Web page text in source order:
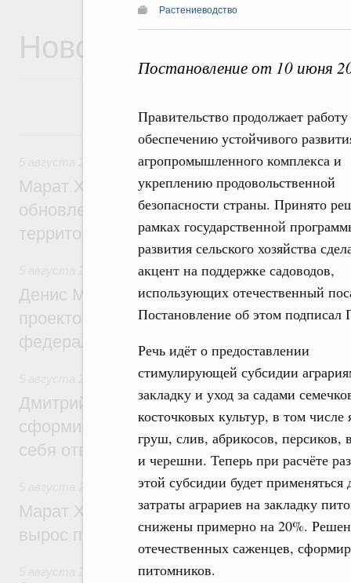
Растениеводство
Постановление от 10 июня
Правительство продолжает
обеспечению устойчивого
агропромышленного комплекса и
укреплению продовольственной
безопасности страны. Принято
рамках государственной
развития сельского хозяйства
акцент на поддержке садоводов,
использующих отечественный
Постановление об этом
Речь идёт о предоставлении
стимулирующей субсидии
закладку и уход за садами
косточковых культур, в том числе
груш, слив, абрикосов, персиков,
и черешни. Теперь при расчёте
этой субсидии будет
затраты аграриев на закладку
снижены примерно на 20%.
отечественных саженцев,
питомников.
Новости
5 августа, среда
Жилищно-коммунальное хозяйство
Марат Хуснуллин: Более 4,3 тыс.
обновлено в России при участии Фонда
территорий
Инструменты развития территорий.
Денис Мантуров провёл совещание по
проектов института кураторства в
федеральном округе
Молодёжная политика
Дмитрий Чернышенко: Всемирный
сформировал целое сообщество людей,
себя ответственность за будущее
Национальный проект «Инфраструктура
Марат Хуснуллин: Ввод нежилых зданий
вырос почти на треть
Земельные отношения. Кадастровая